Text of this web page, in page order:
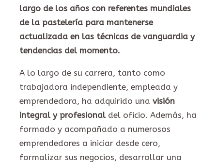
largo de los años con referentes mundiales
de la pastelería para mantenerse
actualizada en las técnicas de vanguardia y
tendencias del momento.
A lo largo de su carrera, tanto como
trabajadora independiente, empleada y
emprendedora, ha adquirido una visión
integral y profesionaldel oficio. Además, ha
formado y acompañado a numerosos
emprendedores a iniciar desde cero,
formalizar sus negocios, desarrollar una